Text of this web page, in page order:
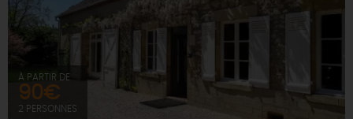
À PARTIR DE
90€
2 PERSONNES